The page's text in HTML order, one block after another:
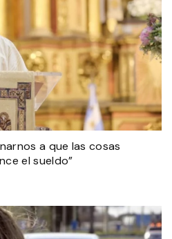
a que las cosas
el sueldo”